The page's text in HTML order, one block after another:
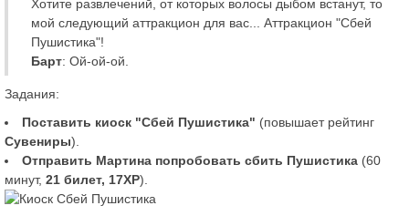
Хотите развлечений, от которых волосы дыбом встанут, то
мой следующий аттракцион для вас... Аттракцион "Сбей
Пушистика"!
Барт: Ой-ой-ой.
Задания:
Поставить киоск "Сбей Пушистика" (повышает рейтинг
Сувениры).
Отправить Мартина попробовать сбить Пушистика (60
минут, 21 билет, 17XP).